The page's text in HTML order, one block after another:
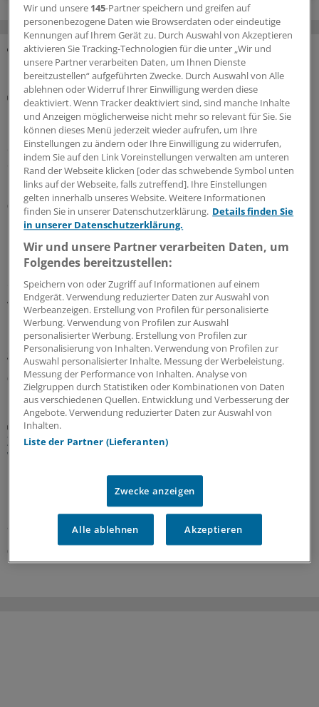
MEHR ZUM THEMA
Kolumne „Hörsaalgeflüster“
Wenn Schweigen Leben kostet
In Deutschland stagniert die Zahl der Organspenden. An
die Einführung einer Widerspruchsregelung traut sich
der Bundestag bisher nicht heran. In den Augen der
bvmd führt daran kein Weg vorbei.
06.08.2026
Modellstudiengang Humanmedizin
Unimedizin Lausitz: Im Oktober starten die
ersten Studenten
Vor fünf Jahren legte eine Expertenkommission ihre
Empfehlungen für eine neue Medizinische Universität in
Cottbus vor. Bald geht der Studienbetrieb los. Was ist
geplant?
03.08.2026
Ein Überblick
Zusammenarbeit unter Ärztinnen und Ärzten?
Was fern von MVZ möglich ist
Niedergelassene Ärztinnen und Ärzte müssen nicht als
Einzelkämpfer arbeiten. Welche
Kooperationsmöglichkeiten es gibt und worauf man
achten sollte.
02.08.2026
Wir und unsere 145-Partner speichern und greifen auf
personenbezogene Daten wie Browserdaten oder eindeutige
Kennungen auf Ihrem Gerät zu. Durch Auswahl von Akzeptieren
aktivieren Sie Tracking-Technologien für die unter „Wir und
unsere Partner verarbeiten Daten, um Ihnen Dienste
bereitzustellen“ aufgeführten Zwecke. Durch Auswahl von Alle
ablehnen oder Widerruf Ihrer Einwilligung werden diese
deaktiviert. Wenn Tracker deaktiviert sind, sind manche Inhalte
und Anzeigen möglicherweise nicht mehr so relevant für Sie. Sie
können dieses Menü jederzeit wieder aufrufen, um Ihre
Einstellungen zu ändern oder Ihre Einwilligung zu widerrufen,
indem Sie auf den Link Voreinstellungen verwalten am unteren
Rand der Webseite klicken [oder das schwebende Symbol unten
links auf der Webseite, falls zutreffend]. Ihre Einstellungen
gelten innerhalb unseres Website. Weitere Informationen
finden Sie in unserer Datenschutzerklärung. Details finden Sie
in unserer Datenschutzerklärung.
Wir und unsere Partner verarbeiten Daten, um
Folgendes bereitzustellen:
Speichern von oder Zugriff auf Informationen auf einem
Endgerät. Verwendung reduzierter Daten zur Auswahl von
Werbeanzeigen. Erstellung von Profilen für personalisierte
Werbung. Verwendung von Profilen zur Auswahl
personalisierter Werbung. Erstellung von Profilen zur
Personalisierung von Inhalten. Verwendung von Profilen zur
Auswahl personalisierter Inhalte. Messung der Werbeleistung.
Messung der Performance von Inhalten. Analyse von
Zielgruppen durch Statistiken oder Kombinationen von Daten
aus verschiedenen Quellen. Entwicklung und Verbesserung der
Angebote. Verwendung reduzierter Daten zur Auswahl von
Inhalten.
Liste der Partner (Lieferanten)
Zwecke anzeigen
Alle ablehnen Akzeptieren